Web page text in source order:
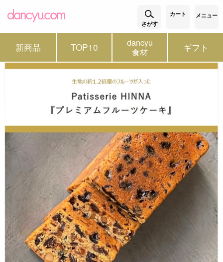
さがす
カート メニュー
新商品 TOP10 dancyu
食材 ギフト